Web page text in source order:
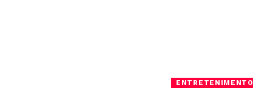
ENTRETENIMENTO